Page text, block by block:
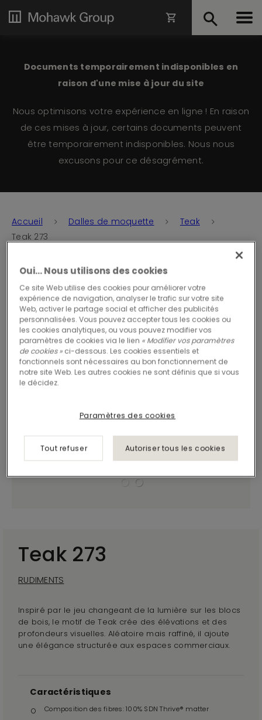
Documents temporairement indisponibles en
raison d'une mise à jour du site
Nous optimisons votre expérience en ligne ! En raison
de ces mises à jour, certains documents peuvent
être temporairement indisponibles. Nous nous
excusons pour ce désagrément.
Accueil Dalles de moquette
Teak
Teak 273
Teak 273
RUDIMENTS
Inspiré par le jeu changeant de la lumière sur les blocs
de bois, le motif de Teak crée des élévations et des
profondeurs visuelles. Aléatoire mais raffiné, il ajoute
une élégance structurée aux espaces commerciaux.
Caractéristiques
Composition des fibres: 100% SDN Thrive® matter
Oui… Nous utilisons des cookies
Ce site Web utilise des cookies pour améliorer votre
expérience de navigation, analyser le trafic sur votre site
Web, activer le partage social et afficher des publicités
personnalisées. Vous pouvez accepter tous les cookies ou
les cookies analytiques, ou vous pouvez modifier vos
paramètres de cookies via le lien « Modifier vos paramètres
de cookies » ci-dessous. Les cookies essentiels et
fonctionnels sont nécessaires au bon fonctionnement de
notre site Web. Les autres cookies ne sont définis que si vous
le décidez.
Paramètres des cookies
Tout refuser Autoriser tous les cookies